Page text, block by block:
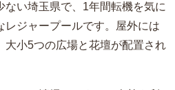
ない埼玉県で、1年間転機を気に
レジャープールです。屋外には
大小5つの広場と花壇が配置され